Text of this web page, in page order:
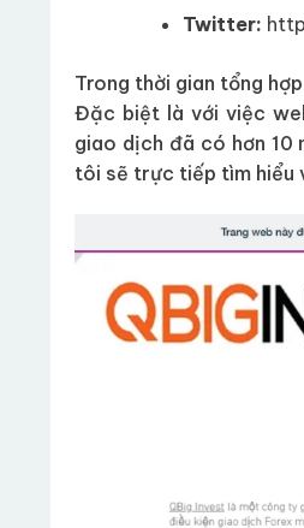
Twitter:
Trong thời gian tổng
Đặc biệt là với việc
giao dịch đã có hơn 10
tôi sẽ trực tiếp tìm hiểu